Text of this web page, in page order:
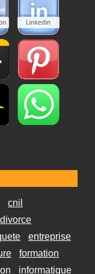
cnil
divorce
entreprise
formation
informatique